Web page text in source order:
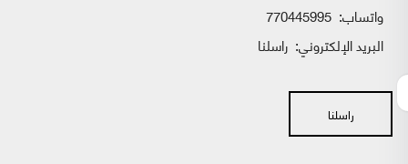
واتساب:
البريد الإلكتروني: راسلنا
راسلنا